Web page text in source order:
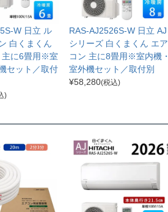
W 日立 ル
白くまくん
主に6畳用※室
セット／取付
)
RAS-AJ2526S-W 日立 AJ
シリーズ 白くまくん エア
コン 主に8畳用※室内機・
室外機セット／取付別
¥58,280(税込)